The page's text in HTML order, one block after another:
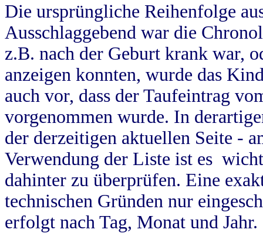
Die ursprüngliche Reihenfolge
Ausschlaggebend war die
z.B. nach der Geburt krank war,
anzeigen konnten, wurde das
auch vor, dass der Taufeintrag
vorgenommen wurde. In
der derzeitigen aktuellen Seite -
Verwendung der Liste ist es
dahinter zu überprüfen. Eine
technischen Gründen nur
erfolgt nach Tag, Monat und Jahr.